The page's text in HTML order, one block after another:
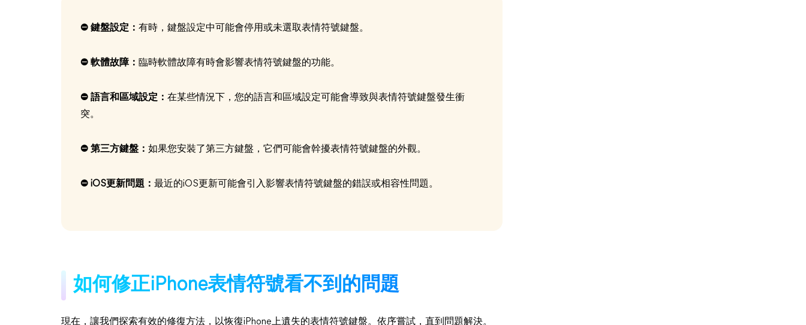
⛔ 鍵盤設定： 有時，鍵盤設定中可能會停用或未選取表情符號鍵盤。
⛔ 軟體故障： 臨時軟體故障有時會影響表情符號鍵盤的功能。
⛔ 語言和區域設定： 在某些情況下，您的語言和區域設定可能會導致與表情符號鍵盤發生衝
突。
⛔ 第三方鍵盤： 如果您安裝了第三方鍵盤，它們可能會幹擾表情符號鍵盤的外觀。
⛔ iOS更新問題： 最近的iOS更新可能會引入影響表情符號鍵盤的錯誤或相容性問題。
如何修正iPhone表情符號看不到的問題
現在，讓我們探索有效的修復方法，以恢復iPhone上遺失的表情符號鍵盤。依序嘗試，直到問題解決。